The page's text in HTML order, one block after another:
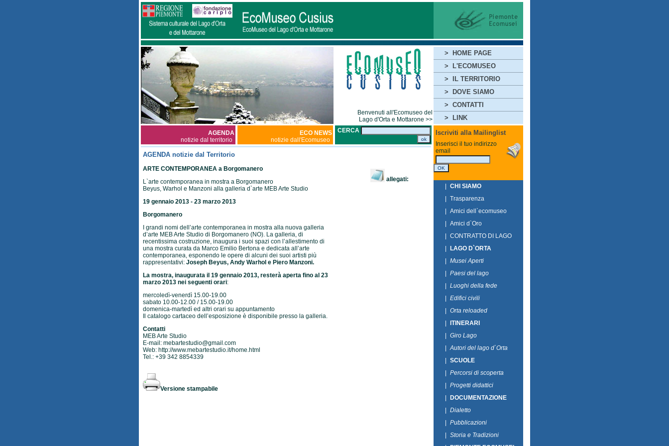
Benvenuti all'Ecomuseo del
Lago d'Orta e Mottarone >>
AGENDA
notizie dal territorio
ECO NEWS
notizie dall'Ecomuseo
CERCA
AGENDA notizie dal Territorio
ARTE CONTEMPORANEA a Borgomanero
L`arte contemporanea in mostra a Borgomanero
Beyus, Warhol e Manzoni alla galleria d`arte MEB Arte Studio
19 gennaio 2013 - 23 marzo 2013
Borgomanero
I grandi nomi dell’arte contemporanea in mostra alla nuova galleria
d’arte MEB Arte Studio di Borgomanero (NO). La galleria, di
recentissima costruzione, inaugura i suoi spazi con l’allestimento di
una mostra curata da Marco Emilio Bertona e dedicata all’arte
contemporanea, esponendo le opere di alcuni dei suoi artisti più
rappresentativi: Joseph Beyus, Andy Warhol e Piero Manzoni.
La mostra, inaugurata il 19 gennaio 2013, resterà aperta fino al 23
marzo 2013 nei seguenti orari:
mercoledì-venerdì 15.00-19.00
sabato 10.00-12.00 / 15.00-19.00
domenica-martedì ed altri orari su appuntamento
Il catalogo cartaceo dell’esposizione è disponibile presso la galleria.
Contatti
MEB Arte Studio
E-mail: mebartestudio@gmail.com
Web: http://www.mebartestudio.it/home.html
Tel.: +39 342 8854339
Versione stampabile
allegati:
>
HOME PAGE
>
L'ECOMUSEO
>
IL TERRITORIO
>
DOVE SIAMO
> CONTATTI
>
LINK
Iscriviti alla Mailinglist
Inserisci il tuo indirizzo
email
CHI SIAMO
Trasparenza
Amici dell`ecomuseo
Amici d`Oro
CONTRATTO DI LAGO
LAGO D`ORTA
Musei Aperti
Paesi del lago
Luoghi della fede
Edifici civili
Orta reloaded
ITINERARI
Giro Lago
Autori del lago d`Orta
SCUOLE
Percorsi di scoperta
Progetti didattici
DOCUMENTAZIONE
Dialetto
Pubblicazioni
Storia e Tradizioni